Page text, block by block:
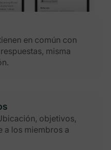
en común con
misma
objetivos,
los miembros a